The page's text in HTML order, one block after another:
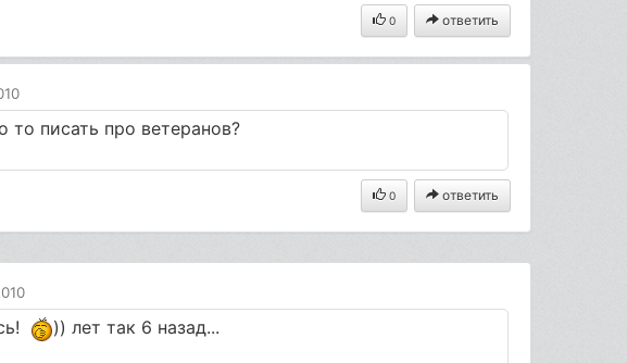
0 ответить
то писать про ветеранов?
0 ответить
)) лет так 6 назад...